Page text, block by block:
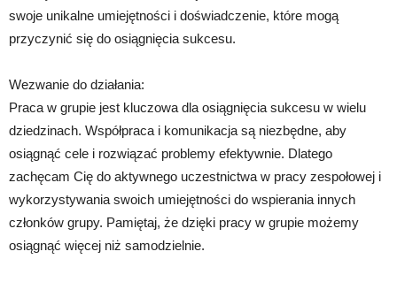
swoje unikalne umiejętności i doświadczenie, które mogą
przyczynić się do osiągnięcia sukcesu.
Wezwanie do działania:
Praca w grupie jest kluczowa dla osiągnięcia sukcesu w wielu
dziedzinach. Współpraca i komunikacja są niezbędne, aby
osiągnąć cele i rozwiązać problemy efektywnie. Dlatego
zachęcam Cię do aktywnego uczestnictwa w pracy zespołowej i
wykorzystywania swoich umiejętności do wspierania innych
członków grupy. Pamiętaj, że dzięki pracy w grupie możemy
osiągnąć więcej niż samodzielnie.